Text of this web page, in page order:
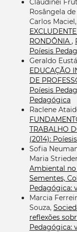
Rosângela
Carlos Maciel,
RONDÔNIA ,
Poíesis
Geraldo
EDUCAÇÃO
DE
Poíesis
Pedagógica
Raclene
TRABALHO
(2014):
Sofia
Maria
Ambiental
Sementes,
Pedagógica:
Marcia
Souza,
reflexões
Pedagógica: